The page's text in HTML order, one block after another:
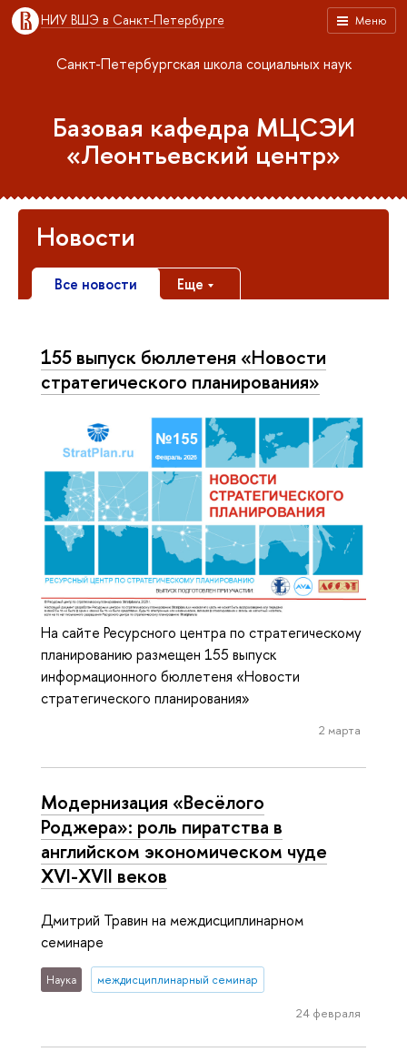
Меню
НИУ ВШЭ в Санкт-Петербурге
Санкт-Петербургская школа социальных наук
Базовая кафедра МЦСЭИ
«Леонтьевский центр»
Новости
Все новости Еще
155 выпуск бюллетеня «Новости
стратегического планирования»
На сайте Ресурсного центра по стратегическому
планированию размещен 155 выпуск
информационного бюллетеня «Новости
стратегического планирования»
2 марта
Модернизация «Весёлого
Роджера»: роль пиратства в
английском экономическом чуде
XVI-XVII веков
Дмитрий Травин на междисциплинарном
семинаре
Наука междисциплинарный семинар
24 февраля